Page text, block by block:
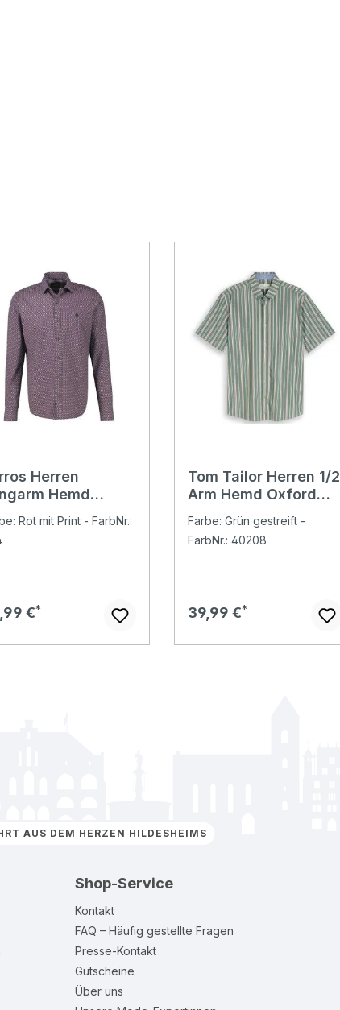
Herren
Hemd
Rot mit Print - FarbNr.:
Preis:
€
Tom Tailor Herren 1/2
Arm Hemd Oxford
colorful stripe
Farbe: Grün gestreift -
FarbNr.: 40208
Regulärer Preis:
39,99 €
AUS DEM HERZEN HILDESHEIMS
Shop-Service
Kontakt
FAQ – Häufig gestellte Fragen
Presse-Kontakt
Gutscheine
Über uns